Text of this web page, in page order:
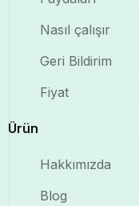
Nasıl çalışır
Geri Bildirim
Fiyat
Ürün
Hakkımızda
Blog